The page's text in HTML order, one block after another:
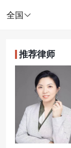
全国
推荐律师